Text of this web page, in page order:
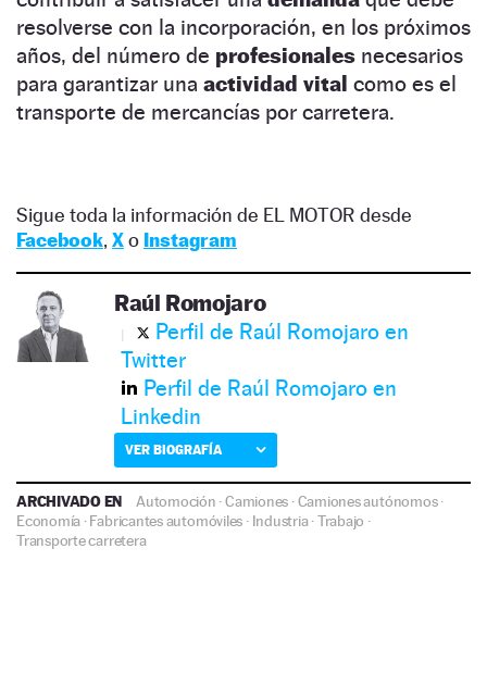
resolverse con la incorporación, en los próximos
años, del número de profesionales necesarios
para garantizar una actividad vital como es el
transporte de mercancías por carretera.
Sigue toda la información de EL MOTOR desde
Facebook, Xo Instagram
Raúl Romojaro
Perfil de Raúl Romojaro en
Twitter
Perfil de Raúl Romojaro en
Linkedin
VER BIOGRAFÍA
ARCHIVADO EN Automoción ·Camiones ·Camiones autónomos·
Economía ·Fabricantes automóviles · Industria·Trabajo ·
Transporte carretera